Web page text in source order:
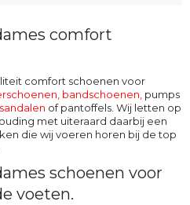
comfort
comfort schoenen voor
, bandschoenen, pumps
sandalen of pantoffels. Wij letten op
met uiteraard daarbij een
die wij voeren horen bij de top
schoenen voor
voeten.